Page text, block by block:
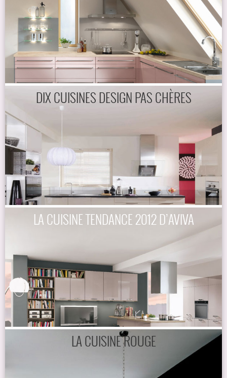
DIX CUISINES DESIGN PAS CHÈRES
LA CUISINE TENDANCE 2012 D’AVIVA
LA CUISINE ROUGE